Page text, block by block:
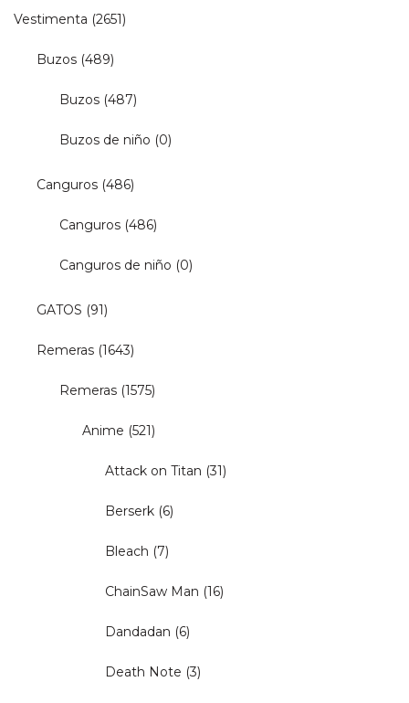
Vestimenta (2651)
Buzos (489)
Buzos (487)
Buzos de niño (0)
Canguros (486)
Canguros (486)
Canguros de niño (0)
GATOS (91)
Remeras (1643)
Remeras (1575)
Anime (521)
Attack on Titan (31)
Berserk (6)
Bleach (7)
ChainSaw Man (16)
Dandadan (6)
Death Note (3)